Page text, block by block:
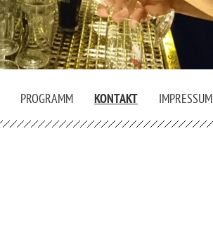
PROGRAMM KONTAKT IMPRESSUM